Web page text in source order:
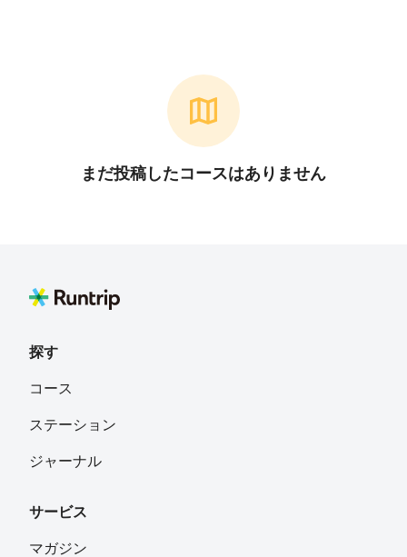
まだ投稿したコースはありません
探す
コース
ステーション
ジャーナル
サービス
マガジン